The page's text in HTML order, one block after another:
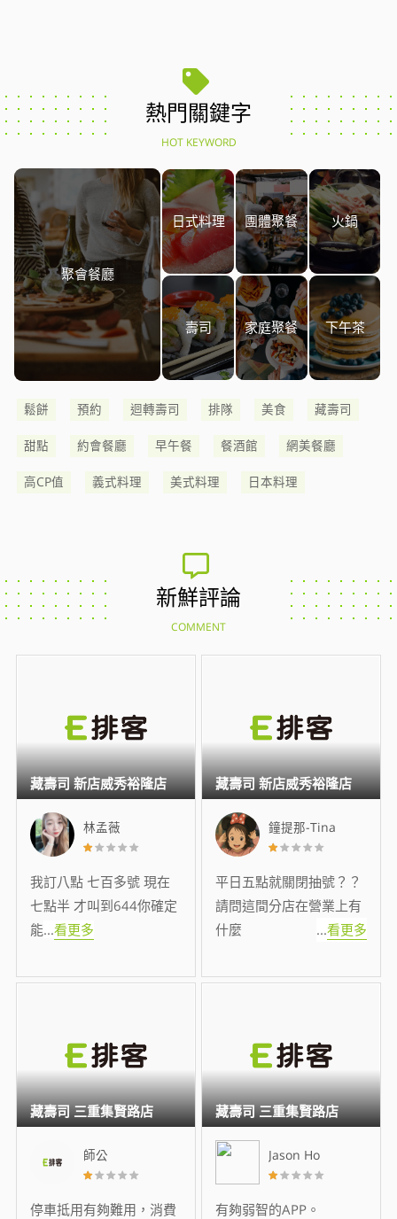
熱門關鍵字
HOT KEYWORD
聚會餐廳
日式料理 團體聚餐 火鍋
壽司 家庭聚餐 下午茶
鬆餅 預約 迴轉壽司 排隊 美食 藏壽司
甜點 約會餐廳 早午餐 餐酒館 網美餐廳
高CP值 義式料理 美式料理 日本料理
新鮮評論
COMMENT
林孟薇
我訂八點 七百多號 現在
七點半 才叫到644你確定
能...看更多
藏壽司 新店威秀裕隆店
鐘提那-Tina
平日五點就關閉抽號？？
請問這間分店在營業上有
什麼
...看更多
藏壽司 新店威秀裕隆店
師公
停車抵用有夠難用，消費
藏壽司 三重集賢路店
Jason Ho
有夠弱智的APP。
藏壽司 三重集賢路店